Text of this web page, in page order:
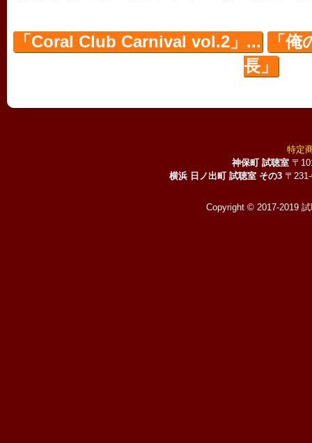
「Coral Club Carnival vol.2」...
「
長」
特定
神保町 試聴室 〒
横浜 日ノ出町 試聴室 その3 〒
Copyright © 2017-2019